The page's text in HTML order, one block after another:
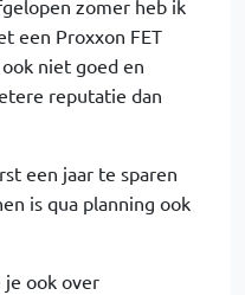
zomer heb ik
een Proxxon FET
niet goed en
reputatie dan
een jaar te sparen
is qua planning ook
je ook over